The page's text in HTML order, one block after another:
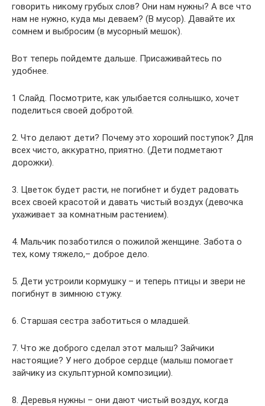
говорить никому грубых слов? Они нам нужны? А все что
нам не нужно, куда мы деваем? (В мусор). Давайте их
сомнем и выбросим (в мусорный мешок).
Вот теперь пойдемте дальше. Присаживайтесь по
удобнее.
1 Слайд. Посмотрите, как улыбается солнышко, хочет
поделиться своей добротой.
2. Что делают дети? Почему это хороший поступок? Для
всех чисто, аккуратно, приятно. (Дети подметают
дорожки).
3. Цветок будет расти, не погибнет и будет радовать
всех своей красотой и давать чистый воздух (девочка
ухаживает за комнатным растением).
4. Мальчик позаботился о пожилой женщине. Забота о
тех, кому тяжело,– доброе дело.
5. Дети устроили кормушку – и теперь птицы и звери не
погибнут в зимнюю стужу.
6. Старшая сестра заботиться о младшей.
7. Что же доброго сделал этот малыш? Зайчики
настоящие? У него доброе сердце (малыш помогает
зайчику из скульптурной композиции).
8. Деревья нужны – они дают чистый воздух, когда